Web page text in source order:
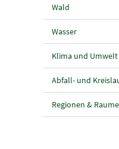
Wald
Wasser
Klima und Umwelt
Abfall- und
Regionen &